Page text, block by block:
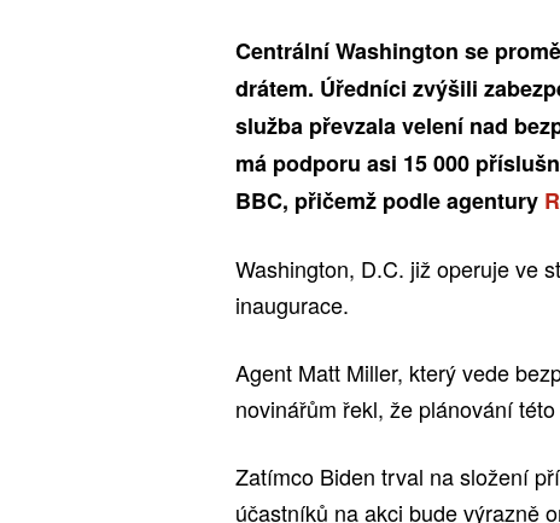
Centrální Washington se
drátem. Úředníci zvýšili
služba převzala velení nad
má podporu asi 15 000
BBC, přičemž podle agentury
Washington, D.C. již operuje ve
inaugurace.
Agent Matt Miller, který vede
novinářům řekl, že plánování
Zatímco Biden trval na složení
účastníků na akci bude výrazně